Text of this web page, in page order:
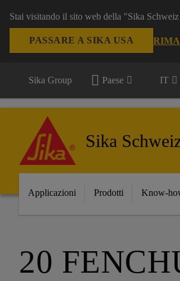
Stai visitando il sito web della "Sika
PASSARE A SIKA USA
Sika Group Paese IT
Sika
Applicazioni Prodotti Know-
20